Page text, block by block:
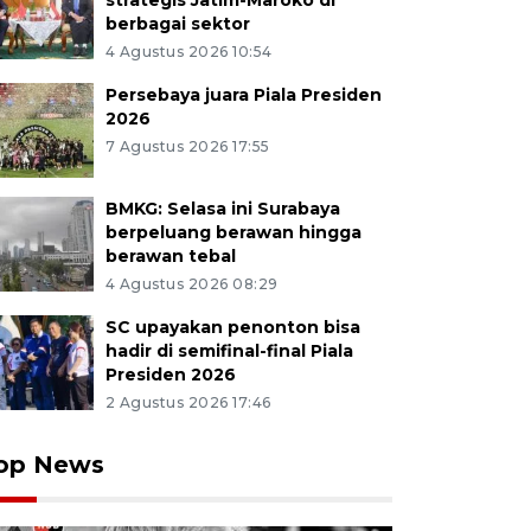
berbagai sektor
4 Agustus 2026 10:54
Persebaya juara Piala Presiden
2026
7 Agustus 2026 17:55
BMKG: Selasa ini Surabaya
berpeluang berawan hingga
berawan tebal
4 Agustus 2026 08:29
SC upayakan penonton bisa
hadir di semifinal-final Piala
Presiden 2026
2 Agustus 2026 17:46
News